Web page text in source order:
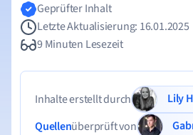
Geprüfter Inhalt
Letzte Aktualisierung: 16.01.2025
9 Minuten Lesezeit
Inhalte erstellt durch
Quellenüberprüft von